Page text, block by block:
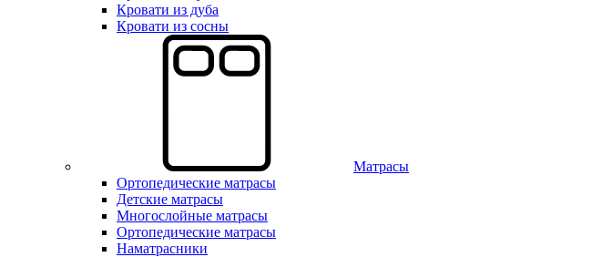
Кровати из дуба
Кровати из сосны
Матрасы
Ортопедические матрасы
Детские матрасы
Многослойные матрасы
Ортопедические матрасы
Наматрасники